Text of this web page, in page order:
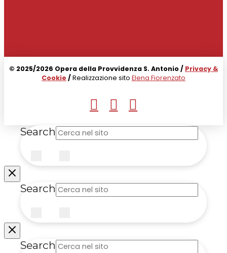
© 2025/2026 Opera della Provvidenza S. Antonio / Privacy &
Cookie /Realizzazione sito Elena Fiorenzato
Search
Search
Search